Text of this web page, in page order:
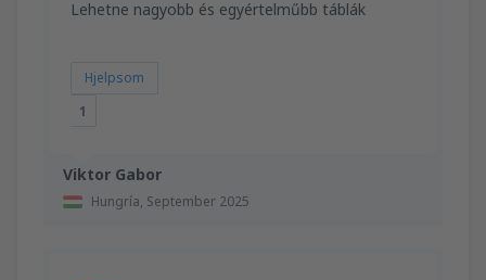
Viktor Gabor
Hungría, September 2025
Lehetne nagyobb és egyértelműbb táblák
Hjelpsom
1